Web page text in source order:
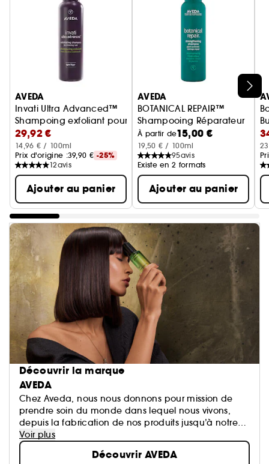
Ignorer le carrousel produits
AVEDA
Invati Ultra Advanced™
Shampoing exfoliant pour cheveux fins
29,92 €
14,96 € / 100ml
Prix d'origine :39,90 € -25%
12avis
Ajouter au panier
AVEDA
BOTANICAL REPAIR™
Shampooing Réparateur
À partir de15,00 €
19,50 € / 100ml
95avis
Existe en 2 formats
Ajouter au panier
Découvrir la marque
AVEDA
Chez Aveda, nous nous donnons pour mission de
prendre soin du monde dans lequel nous vivons,
depuis la fabrication de nos produits jusqu’à notre
manière de rendre à la société une partie de ce que
nous en avons reçu.
Voir plus
Découvrir AVEDA